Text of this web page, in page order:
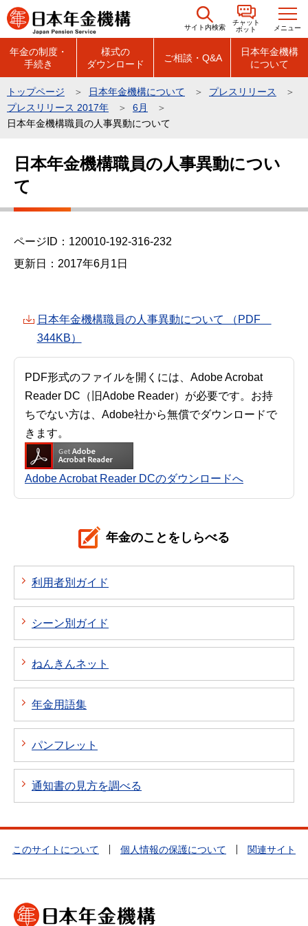
こ
の
の
先
サイト内検索
チャット
ボット
メニュー
年金の制度・
手続き
様式の
ダウンロード
ご相談・Q&A
日本年金機構
について
トップページ 日本年金機構について
プレスリリース
プレスリリース 2017年
6月
日本年金機構職員の人事異動について
日本年金機構職員の人事異動につい
て
ページID：120010-192-316-232
更新日：2017年6月1日
日本年金機構職員の人事異動について （PDF
344KB）
PDF形式のファイルを開くには、Adobe Acrobat
Reader DC（旧Adobe Reader）が必要です。お持
ちでない方は、Adobe社から無償でダウンロードで
きます。
Adobe Acrobat Reader DCのダウンロードへ
年金のことをしらべる
利用者別ガイド
シーン別ガイド
ねんきんネット
年金用語集
パンフレット
通知書の見方を調べる
このサイトについて 個人情報の保護について 関連サイト